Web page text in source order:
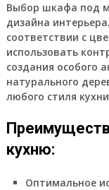
Выбор шкафа под
дизайна
соответствии с
использовать
создания особого
натурального
любого стиля
кухню:
Оптимальное